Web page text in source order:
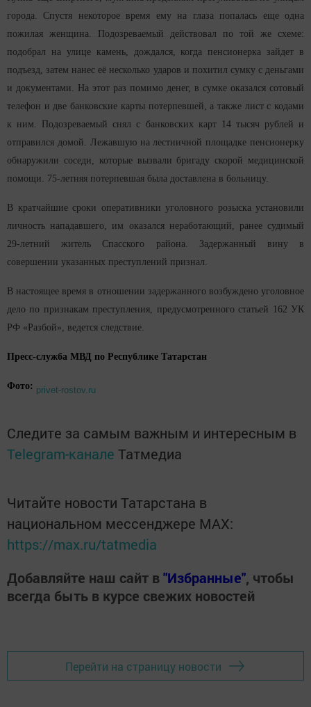
города. Спустя некоторое время ему на глаза попалась еще одна
пожилая женщина. Подозреваемый действовал по той же схеме:
подобрал на улице камень, дождался, когда пенсионерка зайдет в
подъезд, затем нанес её несколько ударов и похитил сумку с деньгами
и документами. На этот раз помимо денег, в сумке оказался сотовый
телефон и две банковские карты потерпевшей, а также лист с кодами
к ним. Подозреваемый снял с банковских карт 14 тысяч рублей и
отправился домой. Лежавшую на лестничной площадке пенсионерку
обнаружили соседи, которые вызвали бригаду скорой медицинской
помощи. 75-летняя потерпевшая была доставлена в больницу.
В кратчайшие сроки оперативники уголовного розыска установили
личность нападавшего, им оказался неработающий, ранее судимый
29-летний житель Спасского района. Задержанный вину в
совершении указанных преступлений признал.
В настоящее время в отношении задержанного возбуждено уголовное
дело по признакам преступления, предусмотренного статьей 162 УК
РФ «Разбой», ведется следствие.
Пресс-служба МВД по Республике Татарстан
Фото: privet-rostov.ru
Следите за самым важным и интересным в
Telegram-канале Татмедиа
Читайте новости Татарстана в
национальном мессенджере MАХ:
https://max.ru/tatmedia
Добавляйте наш сайт в"Избранные", чтобы
всегда быть в курсе свежих новостей
Перейти на страницу новости